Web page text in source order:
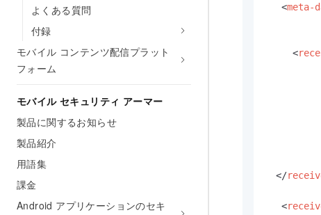
よくある質問
付録
モバイル コンテンツ配信プラット
フォーム
モバイル セキュリティ アーマー
製品に関するお知らせ
製品紹介
用語集
課金
Android アプリケーションのセキ
<meta-
<
</
<